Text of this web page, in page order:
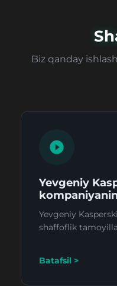
Biz qanday
Yevgeniy
Yevgeniy
shaffoflik
Batafsil >